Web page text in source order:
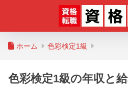
ホーム 色彩検定1級
色彩検定1級の年収と